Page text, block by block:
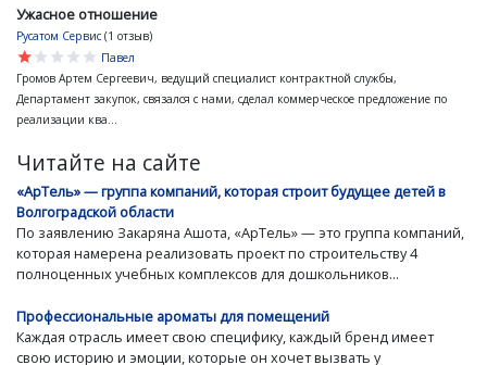
Ужасное отношение
Русатом Сервис (1 отзыв)
star
star
star
star
star
Павел
Громов Артем Сергеевич, ведущий специалист контрактной службы,
Департамент закупок, связался с нами, сделал коммерческое предложение по
реализации ква...
Читайте на сайте
«АрТель» — группа компаний, которая строит будущее детей в
Волгоградской области
По заявлению Закаряна Ашота, «АрТель» — это группа компаний,
которая намерена реализовать проект по строительству 4
полноценных учебных комплексов для дошкольников...
Профессиональные ароматы для помещений
Каждая отрасль имеет свою специфику, каждый бренд имеет
свою историю и эмоции, которые он хочет вызвать у